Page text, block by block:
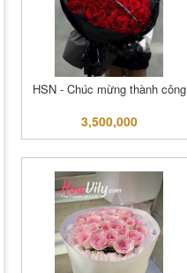
HSN - Chúc mừng thành công
3,500,000